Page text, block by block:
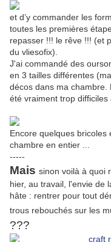
et d’y commander les
toutes les premières
repasser !!! le rêve !!! (et
du vliesofix).
J'ai commandé des
en 3 tailles différentes
décos dans ma
été vraiment trop
Encore quelques
chambre en entier ...
-----
Mais sinon voilà à quoi
hier, au travail, l'envie de
hâte : rentrer pour tout
trous rebouchés sur les
???